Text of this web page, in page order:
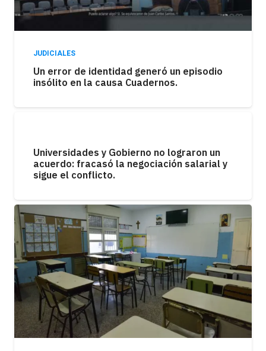
JUDICIALES
Un error de identidad generó un episodio
insólito en la causa Cuadernos.
Universidades y Gobierno no lograron un
acuerdo: fracasó la negociación salarial y
sigue el conflicto.